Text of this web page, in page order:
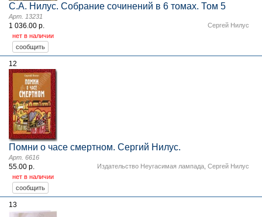
С.А. Нилус. Собрание сочинений в 6 томах. Том 5
Сергей Нилус
Арт. 13231
1 036.00 р.
нет в наличии
12
Помни о часе смертном. Сергий Нилус.
Издательство Неугасимая лампада Сергей Нилус
Арт. 6616
55.00 р.
нет в наличии
13